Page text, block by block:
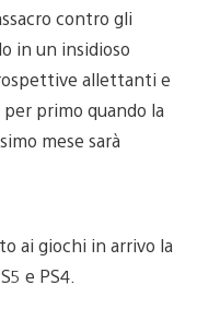
contro gli
in un insidioso
allettanti e
primo quando la
mese sarà
ai giochi in arrivo la
e PS4.